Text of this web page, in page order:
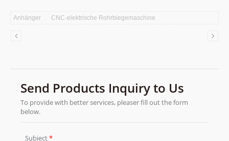
CNC-Steuerungssoftware. Hervorragende
Funktionen umfassen die einfache
benutzerfreundliche Steuerungsfunktionen.
Anhänger CNC-elektrische Rohrbiegemaschine